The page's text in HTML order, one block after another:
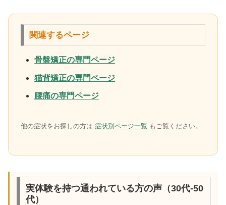
関連するページ
骨盤矯正の専門ページ
猫背矯正の専門ページ
腰痛の専門ページ
他の症状をお探しの方は 症状別ページ一覧 もご覧ください。
実体験を持つ通われている方の声（30代-50
代）